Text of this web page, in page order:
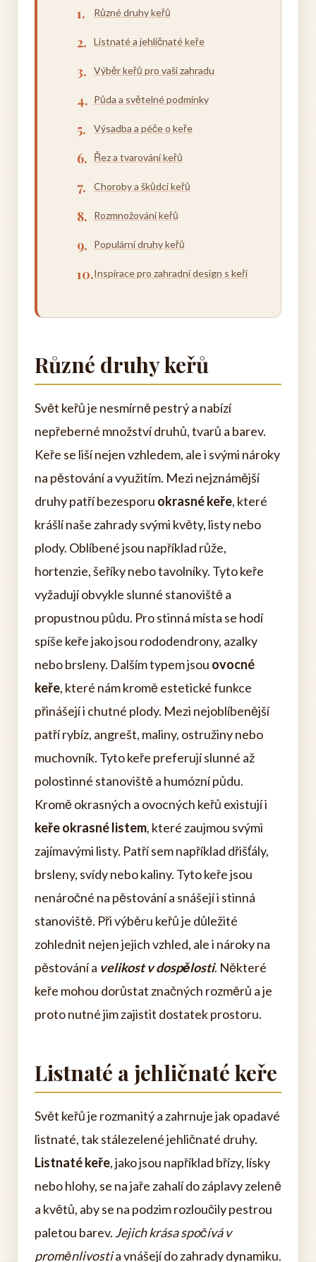
Různé druhy keřů
Listnaté a jehličnaté keře
Výběr keřů pro vaši zahradu
Půda a světelné podmínky
Výsadba a péče o keře
Řez a tvarování keřů
Choroby a škůdci keřů
Rozmnožování keřů
Populární druhy keřů
Inspirace pro zahradní design s keři
Různé druhy keřů
Svět keřů je nesmírně pestrý a nabízí
nepřeberné množství druhů, tvarů a barev.
Keře se liší nejen vzhledem, ale i svými nároky
na pěstování a využitím. Mezi nejznámější
druhy patří bezesporu okrasné keře, které
krášlí naše zahrady svými květy, listy nebo
plody. Oblíbené jsou například růže,
hortenzie, šeříky nebo tavolníky. Tyto keře
vyžadují obvykle slunné stanoviště a
propustnou půdu. Pro stinná místa se hodí
spíše keře jako jsou rododendrony, azalky
nebo brsleny. Dalším typem jsou ovocné
keře, které nám kromě estetické funkce
přinášejí i chutné plody. Mezi nejoblíbenější
patří rybíz, angrešt, maliny, ostružiny nebo
muchovník. Tyto keře preferují slunné až
polostinné stanoviště a humózní půdu.
Kromě okrasných a ovocných keřů existují i
keře okrasné listem, které zaujmou svými
zajímavými listy. Patří sem například dřišťály,
brsleny, svídy nebo kaliny. Tyto keře jsou
nenáročné na pěstování a snášejí i stinná
stanoviště. Při výběru keřů je důležité
zohlednit nejen jejich vzhled, ale i nároky na
pěstování a velikost v dospělosti. Některé
keře mohou dorůstat značných rozměrů a je
proto nutné jim zajistit dostatek prostoru.
Listnaté a jehličnaté keře
Svět keřů je rozmanitý a zahrnuje jak opadavé
listnaté, tak stálezelené jehličnaté druhy.
Listnaté keře, jako jsou například břízy, lísky
nebo hlohy, se na jaře zahalí do záplavy zeleně
a květů, aby se na podzim rozloučily pestrou
paletou barev. Jejich krása spočívá v
proměnlivostia vnášejí do zahrady dynamiku.